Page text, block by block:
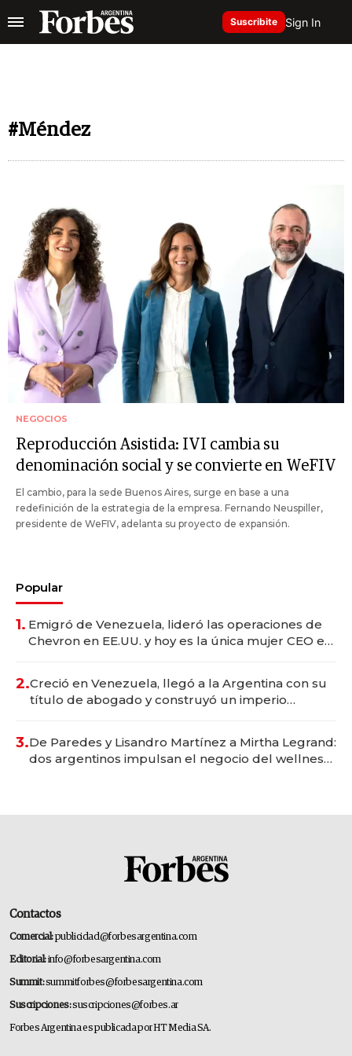
Suscribite Sign In
#Méndez
NEGOCIOS
Reproducción Asistida: IVI cambia su
denominación social y se convierte en WeFIV
El cambio, para la sede Buenos Aires, surge en base a una
redefinición de la estrategia de la empresa. Fernando Neuspiller,
presidente de WeFIV, adelanta su proyecto de expansión.
Popular
1. Emigró de Venezuela, lideró las operaciones de
Chevron en EE.UU. y hoy es la única mujer CEO en
2.Creció en Venezuela, llegó a la Argentina con su
título de abogado y construyó un imperio
3.De Paredes y Lisandro Martínez a Mirtha Legrand:
dos argentinos impulsan el negocio del wellness
Contactos
Comercial:publicidad@forbesargentina.com
Editorial:info@forbesargentina.com
Summit:summitforbes@forbesargentina.com
Suscripciones:suscripciones@forbes.ar
Forbes Argentina es publicada por HT Media SA.